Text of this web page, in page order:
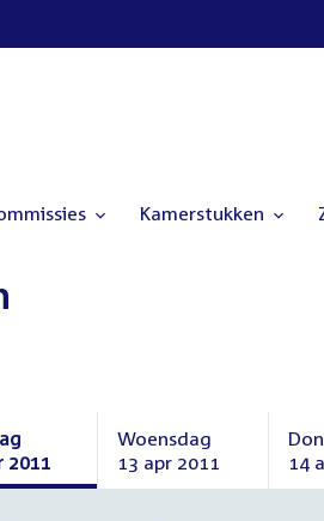
Kamerstukken
2011
Woensdag
13 apr 2011
Woensdag
14